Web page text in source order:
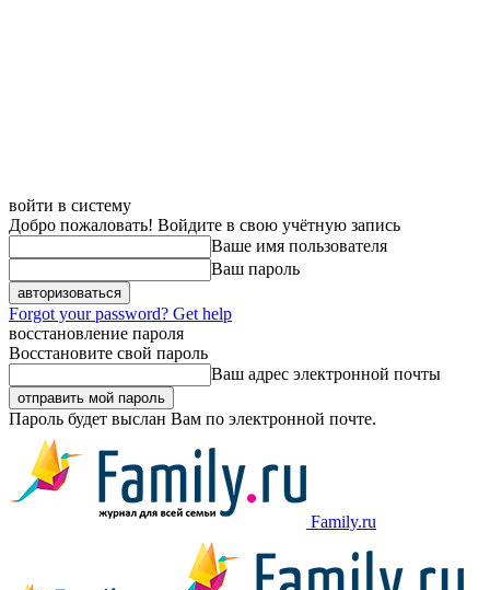
войти в систему
Добро пожаловать! Войдите в свою учётную запись
Ваше имя пользователя
Ваш пароль
Forgot your password? Get help
восстановление пароля
Восстановите свой пароль
Ваш адрес электронной почты
Пароль будет выслан Вам по электронной почте.
Family.ru